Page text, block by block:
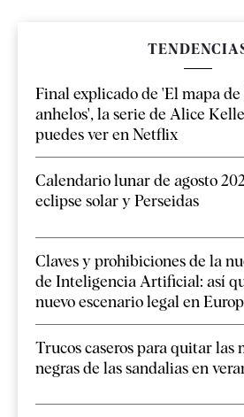
Final explicado de 'El mapa de
anhelos', la serie de Alice
puedes ver en Netflix
Calendario lunar de agosto
eclipse solar y Perseidas
Claves y prohibiciones de la
de Inteligencia Artificial: así
nuevo escenario legal en
Trucos caseros para quitar las
negras de las sandalias en